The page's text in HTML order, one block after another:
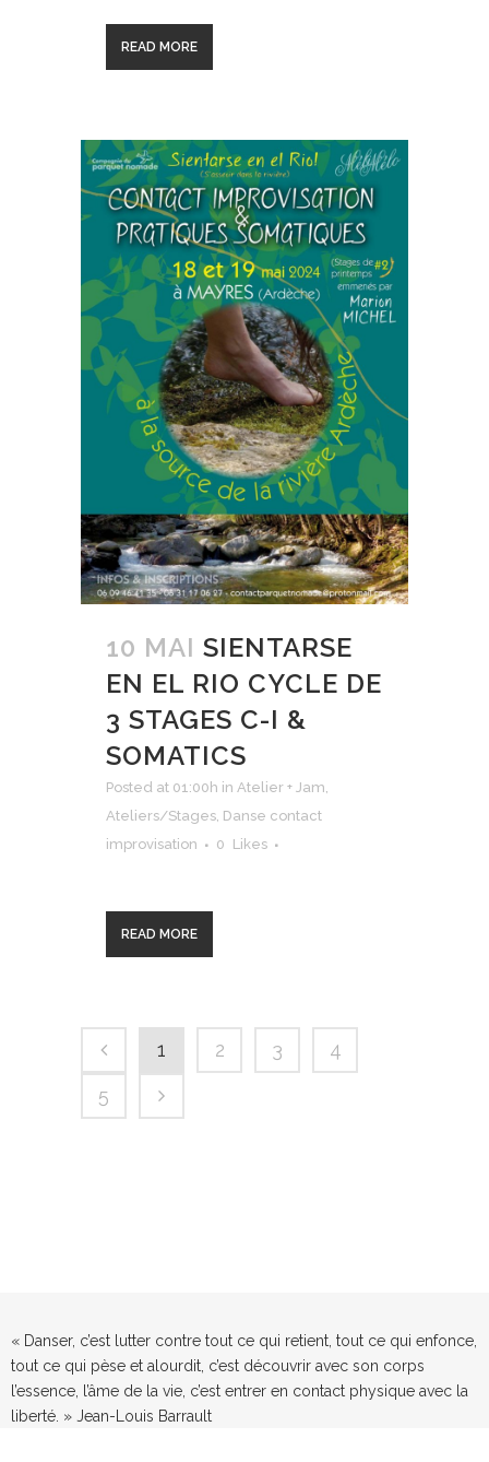
READ MORE
10 MAI SIENTARSE
EN EL RIO CYCLE DE
3 STAGES C-I &
SOMATICS
Posted at 01:00h in Atelier + Jam
Ateliers/Stages Danse contact
improvisation
0 Likes
READ MORE
1 2 3
4
5
« Danser, c’est lutter contre tout ce qui retient, tout ce qui enfonce,
tout ce qui pèse et alourdit, c’est découvrir avec son corps
l’essence, l’âme de la vie, c’est entrer en contact physique avec la
liberté. » Jean-Louis Barrault